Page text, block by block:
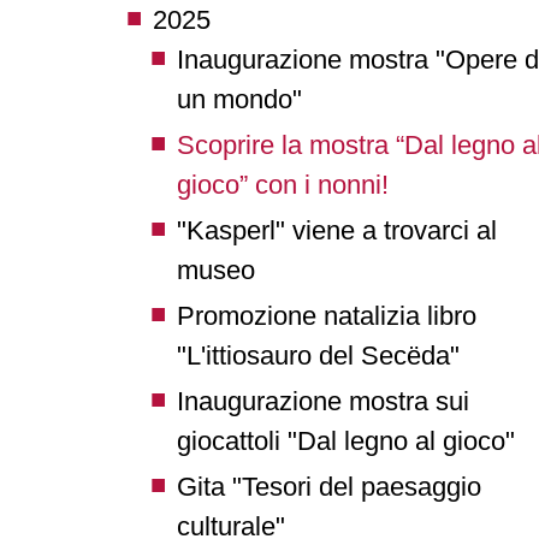
2025
Inaugurazione mostra "Opere
un mondo"
Scoprire la mostra “Dal legno
gioco” con i nonni!
"Kasperl" viene a trovarci al
museo
Promozione natalizia libro
"L'ittiosauro del Secëda"
Inaugurazione mostra sui
giocattoli "Dal legno al gioco"
Gita "Tesori del paesaggio
culturale"